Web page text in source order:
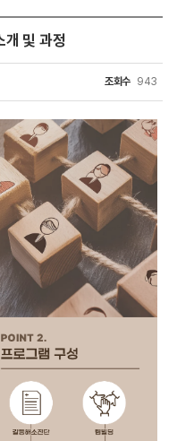
개 및 과정
조회수 943